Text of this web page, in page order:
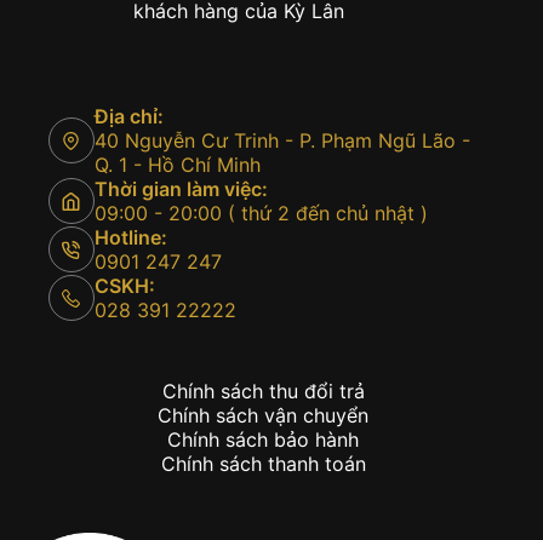
khách hàng của Kỳ Lân
Địa chỉ:
40 Nguyễn Cư Trinh - P. Phạm Ngũ Lão -
Q. 1 - Hồ Chí Minh
Thời gian làm việc:
09:00 - 20:00 ( thứ 2 đến chủ nhật )
Hotline:
0901 247 247
CSKH:
028 391 22222
Chính sách thu đổi trả
Chính sách vận chuyển
Chính sách bảo hành
Chính sách thanh toán